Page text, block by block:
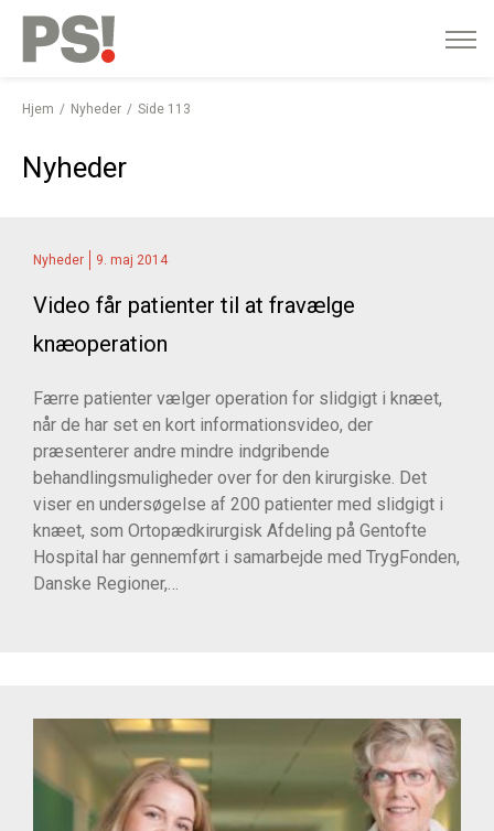
Gå
til
English
Hjem Nyheder Side 113
Nyheder
Nyheder 9. maj 2014
Video får patienter til at fravælge
knæoperation
Færre patienter vælger operation for slidgigt i knæet,
når de har set en kort informationsvideo, der
præsenterer andre mindre indgribende
behandlingsmuligheder over for den kirurgiske. Det
viser en undersøgelse af 200 patienter med slidgigt i
knæet, som Ortopædkirurgisk Afdeling på Gentofte
Hospital har gennemført i samarbejde med TrygFonden,
Danske Regioner,…